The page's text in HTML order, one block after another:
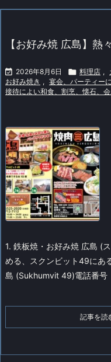
【お好み焼 広島】熱
 2026年8月6日  料理店 ,
お好み焼き , 宴会、パーティー
接待によい和食、割烹、懐石、
1. 鉄板焼・お好み焼 広島 (
める、スクンビット49にあ
島 (Sukhumvit 49)電話番号
記事を読